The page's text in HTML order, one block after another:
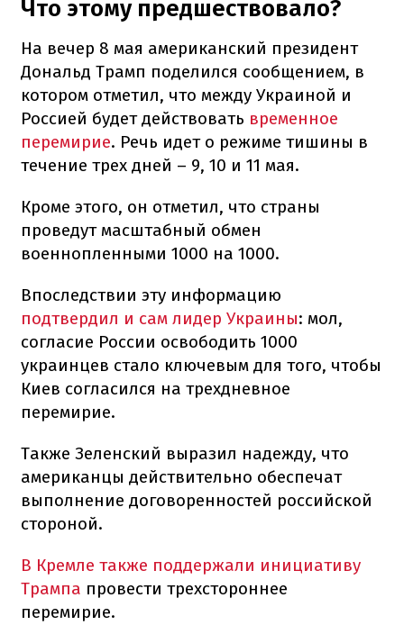
Что этому предшествовало?
На вечер 8 мая американский президент
Дональд Трамп поделился сообщением, в
котором отметил, что между Украиной и
Россией будет действовать временное
перемирие. Речь идет о режиме тишины в
течение трех дней – 9, 10 и 11 мая.
Кроме этого, он отметил, что страны
проведут масштабный обмен
военнопленными 1000 на 1000.
Впоследствии эту информацию
подтвердил и сам лидер Украины: мол,
согласие России освободить 1000
украинцев стало ключевым для того, чтобы
Киев согласился на трехдневное
перемирие.
Также Зеленский выразил надежду, что
американцы действительно обеспечат
выполнение договоренностей российской
стороной.
В Кремле также поддержали инициативу
Трампа провести трехстороннее
перемирие.